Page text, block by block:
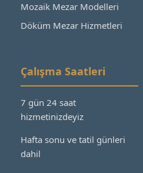
Mozaik Mezar Modelleri
Döküm Mezar Hizmetleri
Çalışma Saatleri
7 gün 24 saat
hizmetinizdeyiz
Hafta sonu ve tatil günleri
dahil